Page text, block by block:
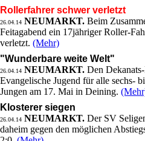
Rollerfahrer schwer verletzt
26.04.14 NEUMARKT. Beim
Feitagabend ein 17jähriger Roller-
verletzt. (Mehr)
"Wunderbare weite Welt"
26.04.14 NEUMARKT. Den
Evangelische Jugend für alle sechs-
Jungen am 17. Mai in Deining.
Klosterer siegen
26.04.14 NEUMARKT. Der SV
daheim gegen den möglichen